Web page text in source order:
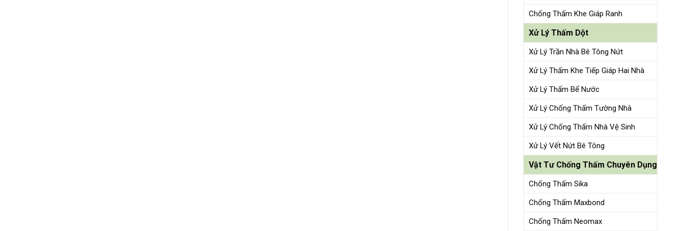
Chống Thấm Khe Giáp Ranh
Xử Lý Thấm Dột
Xử Lý Trần Nhà Bê Tông Nứt
Xử Lý Thấm Khe Tiếp Giáp Hai Nhà
Xử Lý Thấm Bể Nước
Xử Lý Chống Thấm Tường Nhà
Xử Lý Chống Thấm Nhà Vệ Sinh
Xử Lý Vết Nứt Bê Tông
Vật Tư Chống Thấm Chuyên Dụng
Chống Thấm Sika
Chống Thấm Maxbond
Chống Thấm Neomax